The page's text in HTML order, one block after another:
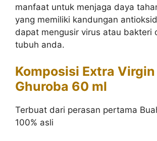
manfaat untuk menjaga daya
yang memiliki kandungan
dapat mengusir virus atau bakteri
tubuh anda.
Komposisi Extra
Ghuroba 60 ml
Terbuat dari perasan pertama
100% asli